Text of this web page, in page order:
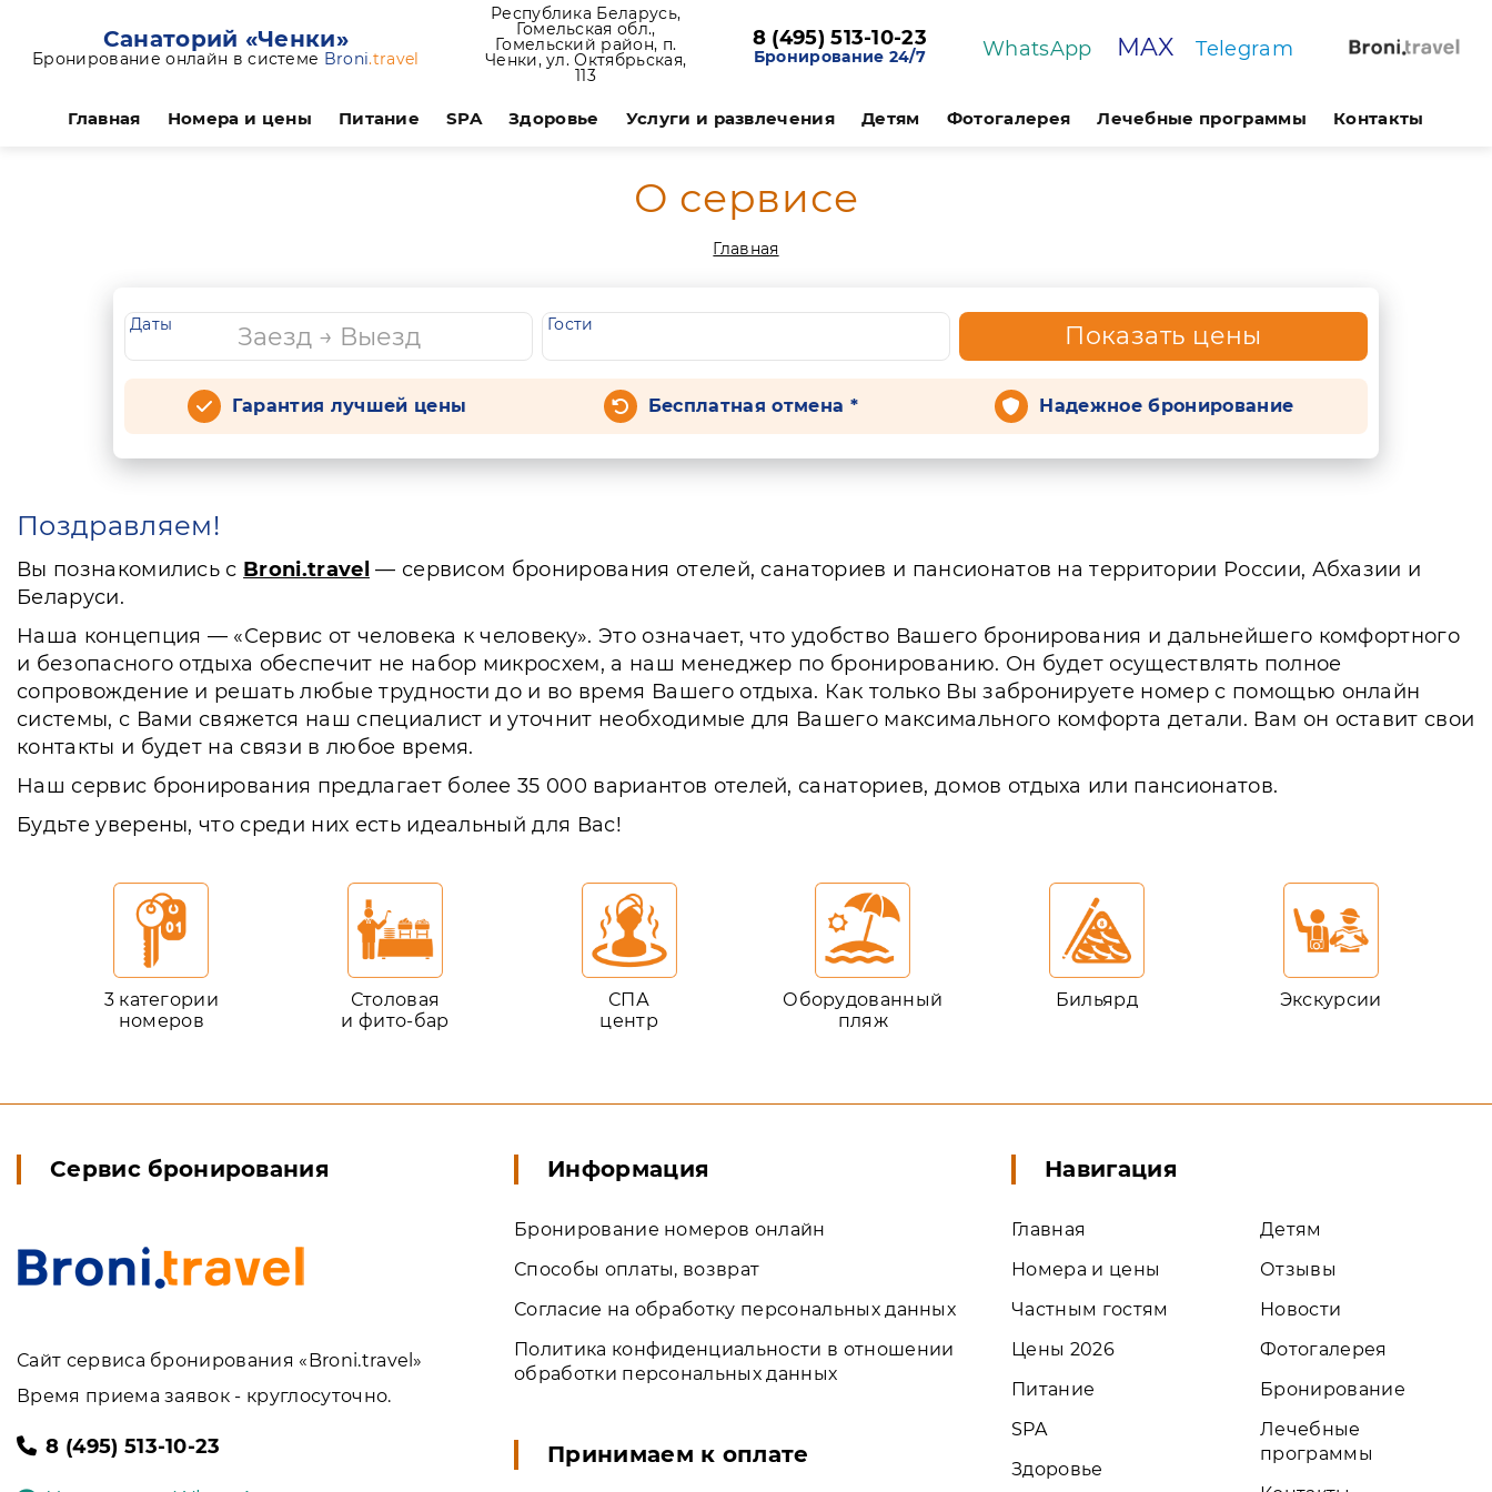
Санаторий «Ченки»
Бронирование онлайн в системе Broni.travel
Республика Беларусь,
Гомельская обл.,
Гомельский район, п.
Ченки, ул. Октябрьская,
113
8 (495) 513-10-23
Бронирование 24/7 WhatsApp MAX Telegram
Главная Номера и цены Питание SPA Здоровье Услуги и развлечения Детям Фотогалерея Лечебные программы Контакты
О сервисе
Главная
Даты Гости Показать цены
Гарантия лучшей цены Бесплатная отмена * Надежное бронирование
Поздравляем!
Вы познакомились с Broni.travel — сервисом бронирования отелей, санаториев и пансионатов на территории России, Абхазии и
Беларуси.
Наша концепция — «Сервис от человека к человеку». Это означает, что удобство Вашего бронирования и дальнейшего комфортного
и безопасного отдыха обеспечит не набор микросхем, а наш менеджер по бронированию. Он будет осуществлять полное
сопровождение и решать любые трудности до и во время Вашего отдыха. Как только Вы забронируете номер с помощью онлайн
системы, с Вами свяжется наш специалист и уточнит необходимые для Вашего максимального комфорта детали. Вам он оставит свои
контакты и будет на связи в любое время.
Наш сервис бронирования предлагает более 35 000 вариантов отелей, санаториев, домов отдыха или пансионатов.
Будьте уверены, что среди них есть идеальный для Вас!
3 категории
номеров
Столовая
и фито-бар
СПА
центр
Оборудованный
пляж
Бильярд Экскурсии
Сервис бронирования
Сайт сервиса бронирования «Broni.travel»
Время приема заявок - круглосуточно.
8 (495) 513-10-23
Информация
Бронирование номеров онлайн
Способы оплаты, возврат
Согласие на обработку персональных данных
Политика конфиденциальности в отношении
обработки персональных данных
Принимаем к оплате
Навигация
Главная
Номера и цены
Частным гостям
Цены 2026
Питание
SPA
Здоровье
Детям
Отзывы
Новости
Фотогалерея
Бронирование
Лечебные
программы